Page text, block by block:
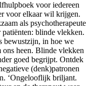
voor iedereen
voor elkaar wil krijgen.
als psychotherapeute
patiënten: blinde vlekken.
bewustzijn, in hoe we
ons heen. Blinde vlekken
goed begrijpt. Ontdek
(denk)patronen
‘Ongelooflijk briljant.